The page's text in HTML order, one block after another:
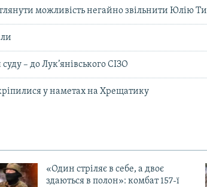
можливість негайно звільнити Юлію
– до Лук’янівського СІЗО
у наметах на Хрещатику
«Один стріляє в себе, а двоє
здаються в полон»: комбат 157-ї